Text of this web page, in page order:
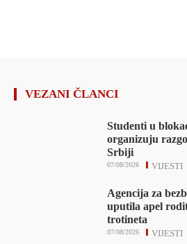
VEZANI ČLANCI
Studenti u
organizuju
Srbiji
VIJESTI
07/08/2026
Agencija za
uputila apel
trotineta
VIJESTI
07/08/2026